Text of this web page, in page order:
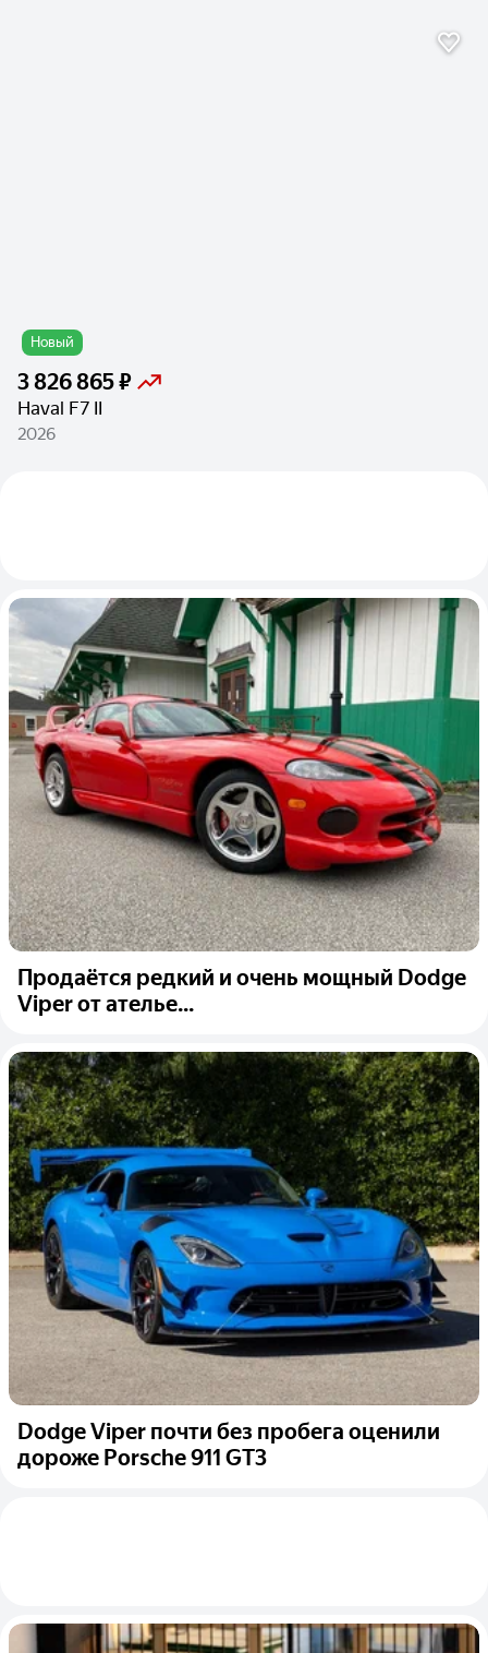
Новый
3 826 865 ₽
Haval F7 II
2026
Продаётся редкий и очень мощный Dodge
Viper от ателье...
Dodge Viper почти без пробега оценили
дороже Porsche 911 GT3